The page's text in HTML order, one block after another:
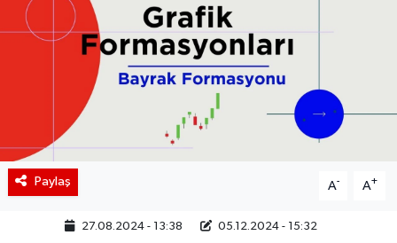
Paylaş A- A+
27.08.2024 - 13:38 05.12.2024 - 15:32
BIST 100 Isı Haritası
Coin Isı Haritası
Ekonomik Takvim
Kiripto Para Piyasası